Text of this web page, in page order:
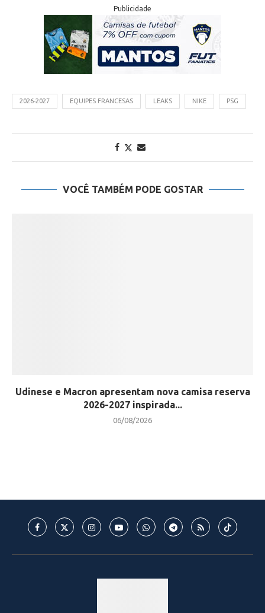
Publicidade
2026-2027 EQUIPES FRANCESAS LEAKS NIKE PSG
VOCÊ TAMBÉM PODE GOSTAR
Udinese e Macron apresentam nova camisa reserva
2026-2027 inspirada...
06/08/2026